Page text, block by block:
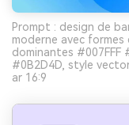
Prompt : design de
moderne avec
dominantes #007FFF
#0B2D4D, style
ar 16:9